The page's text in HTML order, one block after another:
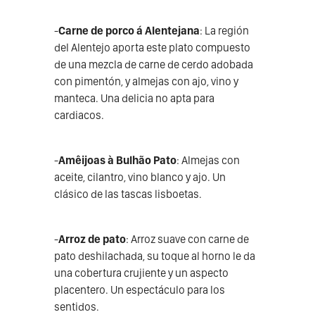
-Carne de porco á Alentejana: La región
del Alentejo aporta este plato compuesto
de una mezcla de carne de cerdo adobada
con pimentón, y almejas con ajo, vino y
manteca. Una delicia no apta para
cardiacos.
-Amêijoas à Bulhão Pato: Almejas con
aceite, cilantro, vino blanco y ajo. Un
clásico de las tascas lisboetas.
-Arroz de pato: Arroz suave con carne de
pato deshilachada, su toque al horno le da
una cobertura crujiente y un aspecto
placentero. Un espectáculo para los
sentidos.